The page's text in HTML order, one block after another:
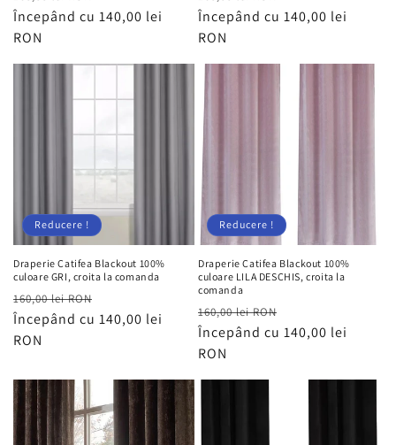
obișnuit
redus
Începând cu 140,00 lei
RON
obișnuit
redus
Începând cu 140,00 lei
RON
Reducere !
Draperie Catifea Blackout 100%
culoare GRI, croita la comanda
Preț
obișnuit
160,00 lei RON
redus
Începând cu 140,00 lei
RON
Reducere !
Draperie Catifea Blackout 100%
culoare LILA DESCHIS, croita la
comanda
Preț
obișnuit
160,00 lei RON
redus
Începând cu 140,00 lei
RON